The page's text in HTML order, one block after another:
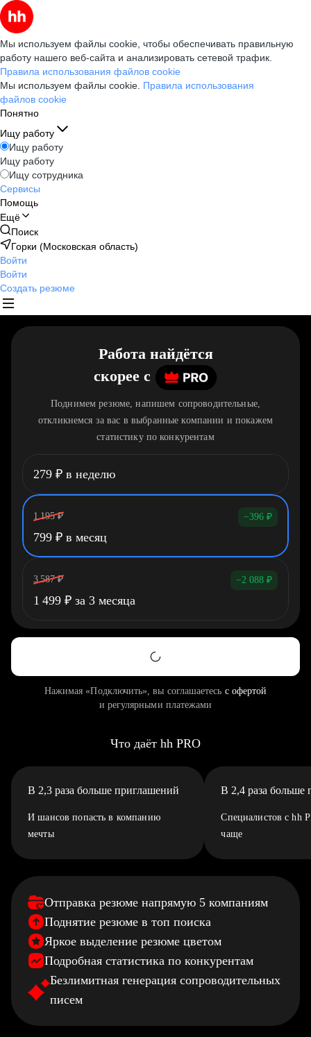
Мы используем файлы cookie, чтобы обеспечивать правильную
работу нашего веб-сайта и анализировать сетевой трафик.
Правила использования файлов cookie
Мы используем файлы cookie. Правила использования
файлов cookie
Понятно
Ищу работу
Ищу работу
Ищу работу
Ищу сотрудника
Сервисы
Помощь
Ещё
Поиск
Горки (Московская область)
Войти
Войти
Создать резюме
Работа найдётся
скорее c
Поднимем резюме, напишем сопроводительные,
откликнемся за вас в выбранные компании и покажем
статистику по конкурентам
279 ₽ в неделю
1 195 ₽ −396 ₽
799 ₽ в месяц
3 587 ₽ −2 088 ₽
1 499 ₽ за 3 месяца
Нажимая «Подключить», вы соглашаетесь с офертой
и регулярными платежами
Что даёт hh PRO
В 2,3 раза больше приглашений
И шансов попасть в компанию
мечты
В 2,4 раза больше
Специалистов с hh
чаще
Отправка резюме напрямую 5 компаниям
Поднятие резюме в топ поиска
Яркое выделение резюме цветом
Подробная статистика по конкурентам
Безлимитная генерация сопроводительных
писем